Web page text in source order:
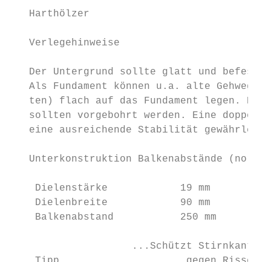
   Harthölzer
   Verlegehinweise
Der Untergrund sollte glatt und
Als Fundament können u.a. alte
ten) flach auf das Fundament legen.
sollten vorgebohrt werden. Eine
eine ausreichende Stabilität
Unterkonstruktion Balkenabstände
Dielenstärke            19 mm
Dielenbreite            90 mm
Balkenabstand           250 mm
...Schützt